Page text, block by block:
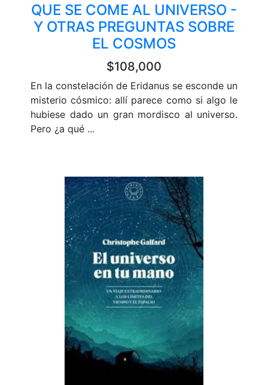
QUE SE COME AL UNIVERSO -
Y OTRAS PREGUNTAS SOBRE
EL COSMOS
$108,000
En la constelación de Eridanus se esconde un
misterio cósmico: allí parece como si algo le
hubiese dado un gran mordisco al universo.
Pero ¿a qué ...